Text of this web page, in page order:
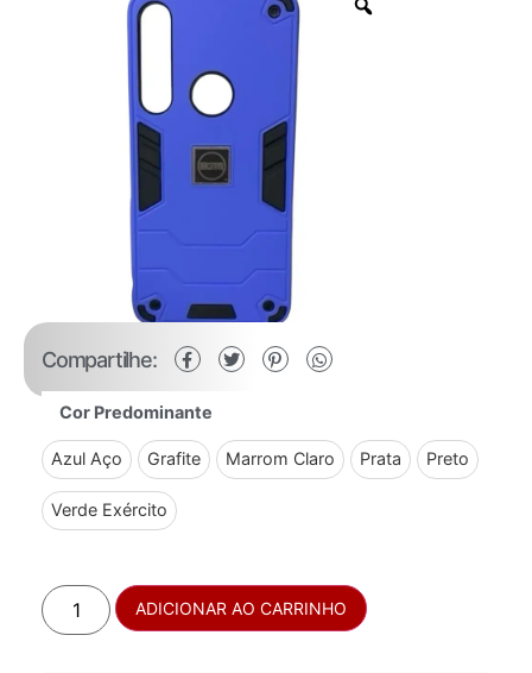
Compartilhe:
Cor Predominante
Azul Aço Grafite Marrom Claro Prata Preto
Verde Exército
ADICIONAR AO CARRINHO